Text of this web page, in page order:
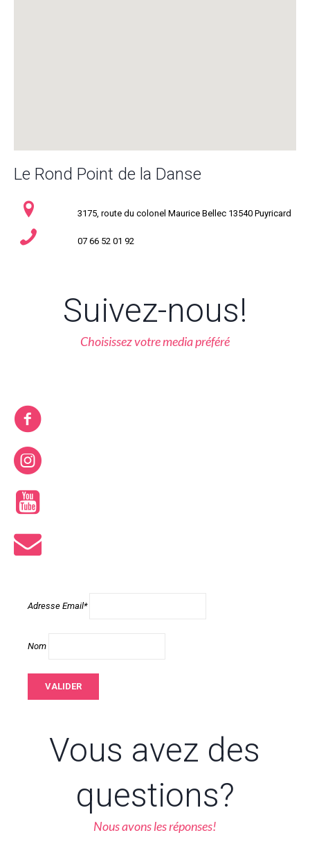
Le Rond Point de la Danse
3175, route du colonel Maurice Bellec 13540 Puyricard
07 66 52 01 92
Suivez-nous!
Choisissez votre media préféré
Adresse Email*
Nom
Vous avez des
questions?
Nous avons les réponses!